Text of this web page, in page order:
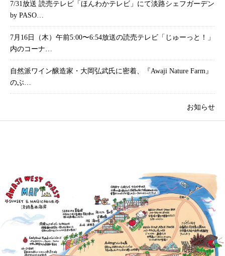
7/31放送 読売テレビ「ほんわかテレビ」にて淡路シェフガーデン
by PASO…
7月16日（木）午前5:00〜6:54放送の読売テレビ「じゅーっと！」
内のコーナ…
自然派ワイン醸造家・大岡弘武氏に密着、『Awaji Nature Farm』
のぶ…
お知らせ